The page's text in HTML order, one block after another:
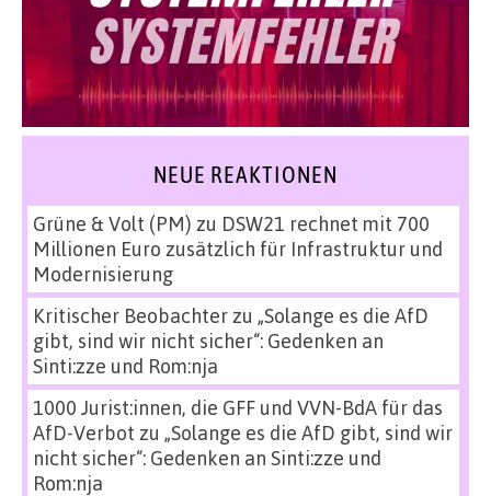
NEUE REAKTIONEN
Grüne & Volt (PM) zu DSW21 rechnet mit 700
Millionen Euro zusätzlich für Infrastruktur und
Modernisierung
Kritischer Beobachterzu „Solange es die AfD
gibt, sind wir nicht sicher“: Gedenken an
Sinti:zze und Rom:nja
1000 Jurist:innen, die GFF und VVN-BdA für das
AfD-Verbot zu „Solange es die AfD gibt, sind wir
nicht sicher“: Gedenken an Sinti:zze und
Rom:nja